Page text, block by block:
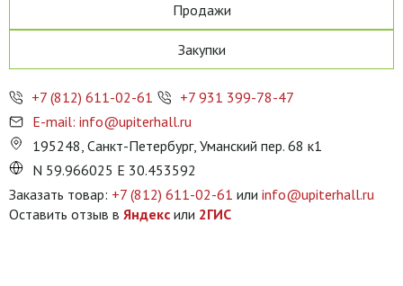
Продажи
Закупки
+7 (812) 611-02-61
+7 931 399-78-47
E-mail: info@upiterhall.ru
195248, Санкт-Петербург, Уманский пер. 68 к1
N 59.966025 E 30.453592
Заказать товар: +7 (812) 611-02-61 или info@upiterhall.ru
Оставить отзыв в Яндекс или 2ГИС